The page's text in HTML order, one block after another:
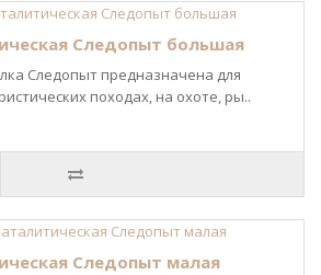
Следопыт большая
Следопыт предназначена для
походах, на охоте, ры..
Следопыт малая